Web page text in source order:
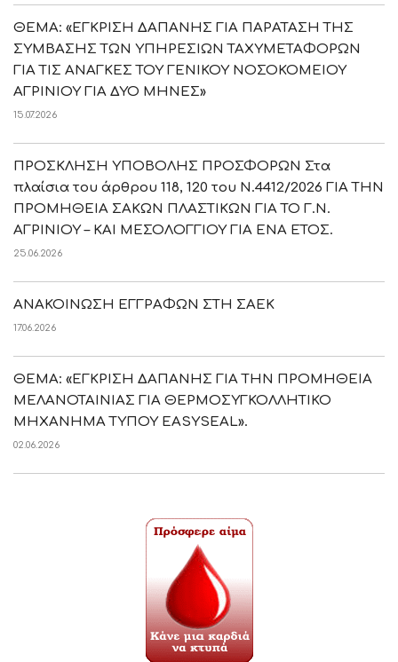
ΘΕΜΑ: «ΕΓΚΡΙΣΗ ΔΑΠΑΝΗΣ ΓΙΑ ΠΑΡΑΤΑΣΗ ΤΗΣ
ΣΥΜΒΑΣΗΣ ΤΩΝ ΥΠΗΡΕΣΙΩΝ ΤΑΧΥΜΕΤΑΦΟΡΩΝ
ΓΙΑ ΤΙΣ ΑΝΑΓΚΕΣ ΤΟΥ ΓΕΝΙΚΟΥ ΝΟΣΟΚΟΜΕΙΟΥ
ΑΓΡΙΝΙΟΥ ΓΙΑ ΔΥΟ ΜΗΝΕΣ»
15.07.2026
ΠΡΟΣΚΛΗΣΗ ΥΠΟΒΟΛΗΣ ΠΡΟΣΦΟΡΩΝ Στα
πλαίσια του άρθρου 118, 120 του Ν.4412/2026 ΓΙΑ ΤΗΝ
ΠΡΟΜΗΘΕΙΑ ΣΑΚΩΝ ΠΛΑΣΤΙΚΩΝ ΓΙΑ ΤΟ Γ.Ν.
ΑΓΡΙΝΙΟΥ – ΚΑΙ ΜΕΣΟΛΟΓΓΙΟΥ ΓΙΑ ΕΝΑ ΕΤΟΣ.
25.06.2026
ΑΝΑΚΟΙΝΩΣΗ ΕΓΓΡΑΦΩΝ ΣΤΗ ΣΑΕΚ
17.06.2026
ΘΕΜΑ: «ΕΓΚΡΙΣΗ ΔΑΠΑΝΗΣ ΓΙΑ ΤΗΝ ΠΡΟΜΗΘΕΙΑ
ΜΕΛΑΝΟΤΑΙΝΙΑΣ ΓΙΑ ΘΕΡΜΟΣΥΓΚΟΛΛΗΤΙΚΟ
ΜΗΧΑΝΗΜΑ ΤΥΠΟΥ EASYSEAL».
02.06.2026